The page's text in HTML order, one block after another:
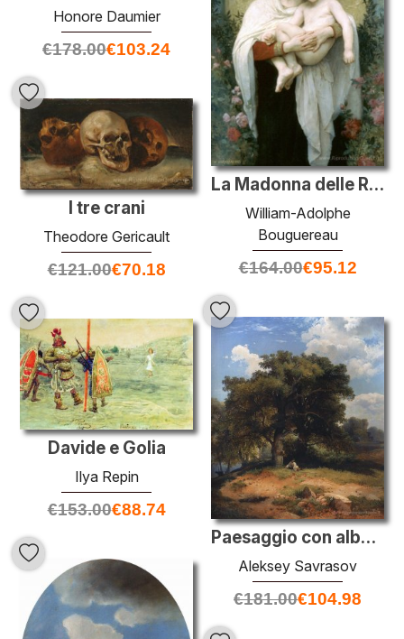
Honore Daumier
€178.00€103.24
La Madonna delle Rose
William-Adolphe
Bouguereau
€164.00€95.12
I tre crani
Theodore Gericault
€121.00€70.18
Paesaggio con alberi di quercia e pastore
Aleksey Savrasov
€181.00€104.98
Davide e Golia
Ilya Repin
€153.00€88.74